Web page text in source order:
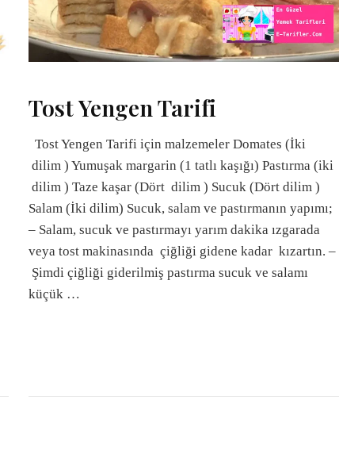
Tost Yengen Tarifi
Tost Yengen Tarifi için malzemeler Domates (İki
dilim ) Yumuşak margarin (1 tatlı kaşığı) Pastırma (iki
dilim ) Taze kaşar (Dört dilim ) Sucuk (Dört dilim )
Salam (İki dilim) Sucuk, salam ve pastırmanın yapımı;
– Salam, sucuk ve pastırmayı yarım dakika ızgarada
veya tost makinasında çiğliği gidene kadar kızartın. –
Şimdi çiğliği giderilmiş pastırma sucuk ve salamı
küçük …